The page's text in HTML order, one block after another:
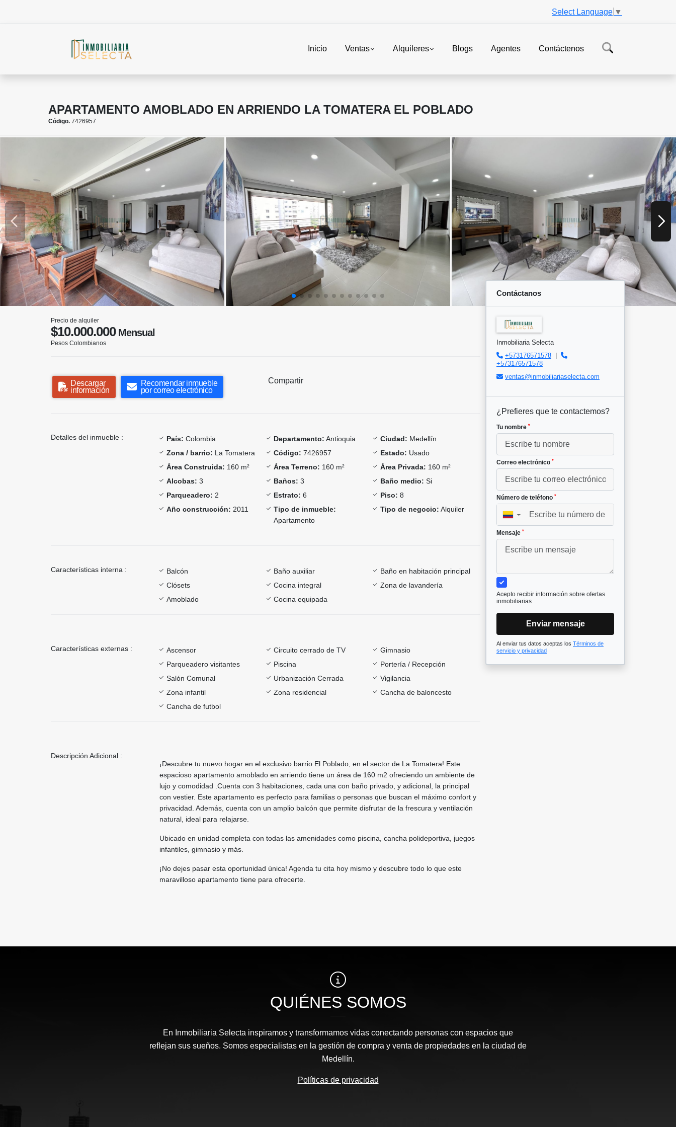
Select Language ▼
Inicio Ventas Alquileres Blogs Agentes Contáctenos
APARTAMENTO AMOBLADO EN ARRIENDO LA TOMATERA EL POBLADO
Código. 7426957
Precio de alquiler
$10.000.000Mensual
Pesos Colombianos
Descargar
información
Recomendar inmueble
por correo electrónico
Compartir
Detalles del inmueble : País: Colombia Departamento: Antioquia Ciudad: Medellín
Zona / barrio: La Tomatera Código: 7426957 Estado: Usado
Área Construida: 160 m² Área Terreno: 160 m² Área Privada: 160 m²
Alcobas: 3 Baños: 3 Baño medio: Si
Parqueadero: 2 Estrato: 6 Piso: 8
Año construcción: 2011
Tipo de inmueble:
Apartamento
Tipo de negocio: Alquiler
Características interna : Balcón Baño auxiliar
Baño en habitación principal
Clósets
Cocina integral
Zona de lavandería
Amoblado
Cocina equipada
Características externas : Ascensor Circuito cerrado de TV
Gimnasio
Parqueadero visitantes
Piscina
Portería / Recepción
Salón Comunal
Urbanización Cerrada
Vigilancia
Zona infantil
Zona residencial
Cancha de baloncesto
Cancha de futbol
Descripción Adicional :
¡Descubre tu nuevo hogar en el exclusivo barrio El Poblado, en el sector de La Tomatera! Este
espacioso apartamento amoblado en arriendo tiene un área de 160 m2 ofreciendo un ambiente de
lujo y comodidad .Cuenta con 3 habitaciones, cada una con baño privado, y adicional, la principal
con vestier. Este apartamento es perfecto para familias o personas que buscan el máximo confort y
privacidad. Además, cuenta con un amplio balcón que permite disfrutar de la frescura y ventilación
natural, ideal para relajarse.
Ubicado en unidad completa con todas las amenidades como piscina, cancha polideportiva, juegos
infantiles, gimnasio y más.
¡No dejes pasar esta oportunidad única! Agenda tu cita hoy mismo y descubre todo lo que este
maravilloso apartamento tiene para ofrecerte.
Contáctanos
Inmobiliaria Selecta
+573176571578
+573176571578
ventas@inmobiliariaselecta.com
¿Prefieres que te contactemos?
Tu nombre *
Correo electrónico *
Número de teléfono *
▼
Mensaje *
Acepto recibir información sobre ofertas
inmobiliarias
Enviar mensaje
Al enviar tus datos aceptas los Términos de
servicio y privacidad
QUIÉNES SOMOS
En Inmobiliaria Selecta inspiramos y transformamos vidas conectando personas con espacios que
reflejan sus sueños. Somos especialistas en la gestión de compra y venta de propiedades en la ciudad de
Medellín.
Políticas de privacidad